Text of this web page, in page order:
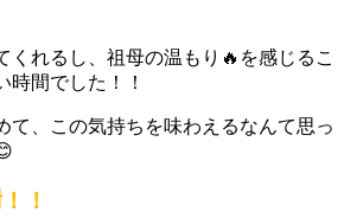
くれるし、祖母の温もり🔥を感じるこ
時間でした！！
て、この気持ちを味わえるなんて思っ
！